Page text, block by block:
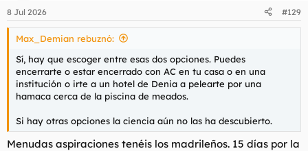
e
s
8 Jul 2026 #129
Max_Demian rebuznó:
Sí, hay que escoger entre esas dos opciones. Puedes
encerrarte o estar encerrado con AC en tu casa o en una
institución o irte a un hotel de Denia a pelearte por una
hamaca cerca de la piscina de meados.
Si hay otras opciones la ciencia aún no las ha descubierto.
Menudas aspiraciones tenéis los madrileños. 15 días por la